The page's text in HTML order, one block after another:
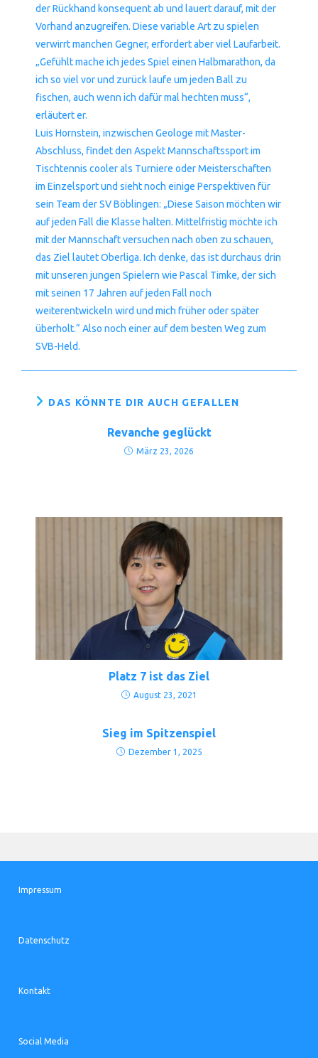
der Rückhand konsequent ab und lauert darauf, mit der
Vorhand anzugreifen. Diese variable Art zu spielen
verwirrt manchen Gegner, erfordert aber viel Laufarbeit.
„Gefühlt mache ich jedes Spiel einen Halbmarathon, da
ich so viel vor und zurück laufe um jeden Ball zu
fischen, auch wenn ich dafür mal hechten muss“,
erläutert er.
Luis Hornstein, inzwischen Geologe mit Master-
Abschluss, findet den Aspekt Mannschaftssport im
Tischtennis cooler als Turniere oder Meisterschaften
im Einzelsport und sieht noch einige Perspektiven für
sein Team der SV Böblingen: „Diese Saison möchten wir
auf jeden Fall die Klasse halten. Mittelfristig möchte ich
mit der Mannschaft versuchen nach oben zu schauen,
das Ziel lautet Oberliga. Ich denke, das ist durchaus drin
mit unseren jungen Spielern wie Pascal Timke, der sich
mit seinen 17 Jahren auf jeden Fall noch
weiterentwickeln wird und mich früher oder später
überholt.“ Also noch einer auf dem besten Weg zum
SVB-Held.
DAS KÖNNTE DIR AUCH GEFALLEN
Revanche geglückt
März 23, 2026
Platz 7 ist das Ziel
August 23, 2021
Sieg im Spitzenspiel
Dezember 1, 2025
Impressum
Datenschutz
Kontakt
Social Media